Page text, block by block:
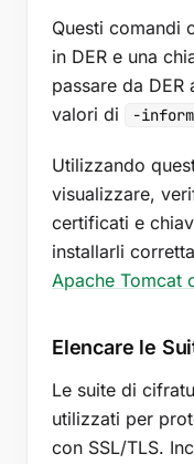
Questi comandi
in DER e una
passare da DER
valori di
-inform
Utilizzando
visualizzare,
certificati e
installarli
Apache Tomcat
Elencare le
Le suite di
utilizzati per
con SSL/TLS.